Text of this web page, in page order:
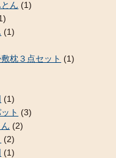
ん (1)
(1)
枕３点セット (1)
(1)
ト (3)
(2)
(2)
(1)